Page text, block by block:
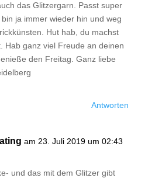
das Glitzergarn. Passt super
ja immer wieder hin und weg
Hut hab, du machst
Hab ganz viel Freude an deinen
den Freitag. Ganz liebe
Antworten
am 23. Juli 2019 um 02:43
und das mit dem Glitzer gibt